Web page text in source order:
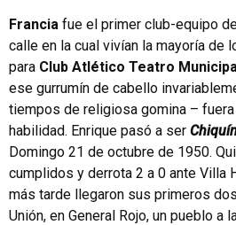
Francia fue el primer club-equipo
calle en la cual vivían la mayoría de
para Club Atlético Teatro
ese gurrumín de cabello
tiempos de religiosa gomina –
habilidad. Enrique pasó a ser
Domingo 21 de octubre de 1950.
cumplidos y derrota 2 a 0 ante Villa
más tarde llegaron sus primeros
Unión, en General Rojo, un pueblo a